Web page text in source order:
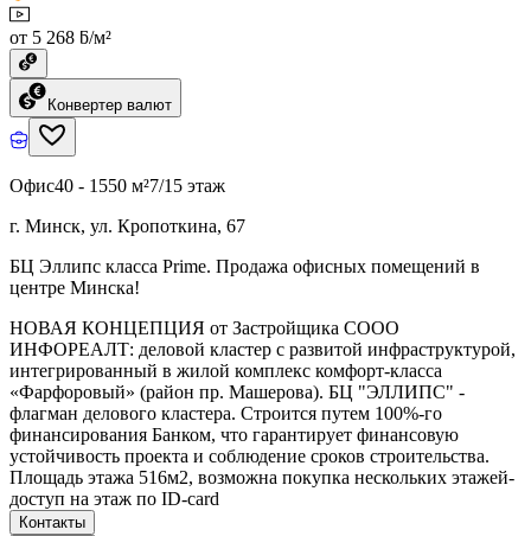
от 5 268 ƃ/м²
Конвертер валют
Офис40 - 1550 м²7/15 этаж
г. Минск, ул. Кропоткина, 67
БЦ Эллипс класса Prime. Продажа офисных помещений в
центре Минска!
НОВАЯ КОНЦЕПЦИЯ от Застройщика СООО
ИНФОРЕАЛТ: деловой кластер с развитой инфраструктурой,
интегрированный в жилой комплекс комфорт-класса
«Фарфоровый» (район пр. Машерова). БЦ "ЭЛЛИПС" -
флагман делового кластера. Строится путем 100%-го
финансирования Банком, что гарантирует финансовую
устойчивость проекта и соблюдение сроков строительства.
Площадь этажа 516м2, возможна покупка нескольких этажей-
доступ на этаж по ID-card
Контакты